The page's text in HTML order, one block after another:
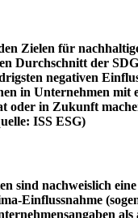
Zielen für
Durchschnitt der
negativen
in Unternehmen
in Zukunft
ISS ESG)
sind nachweislich